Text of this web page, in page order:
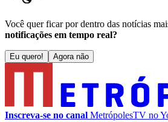
Você quer ficar por dentro das notícias
notificações em tempo real?
Eu quero! Agora não
Inscreva-se no canal MetrópolesTV no